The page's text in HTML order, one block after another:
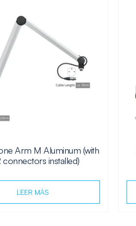
Arm M Aluminum (with
connectors installed)
LEER MÁS